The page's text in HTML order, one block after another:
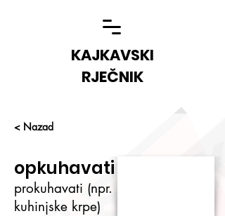
KAJKAVSKI
RJEČNIK
< Nazad
opkuhavati
prokuhavati (npr.
kuhinjske krpe)